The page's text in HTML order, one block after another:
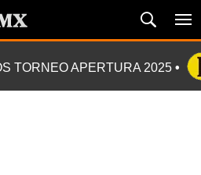
TORNEO APERTURA 2025